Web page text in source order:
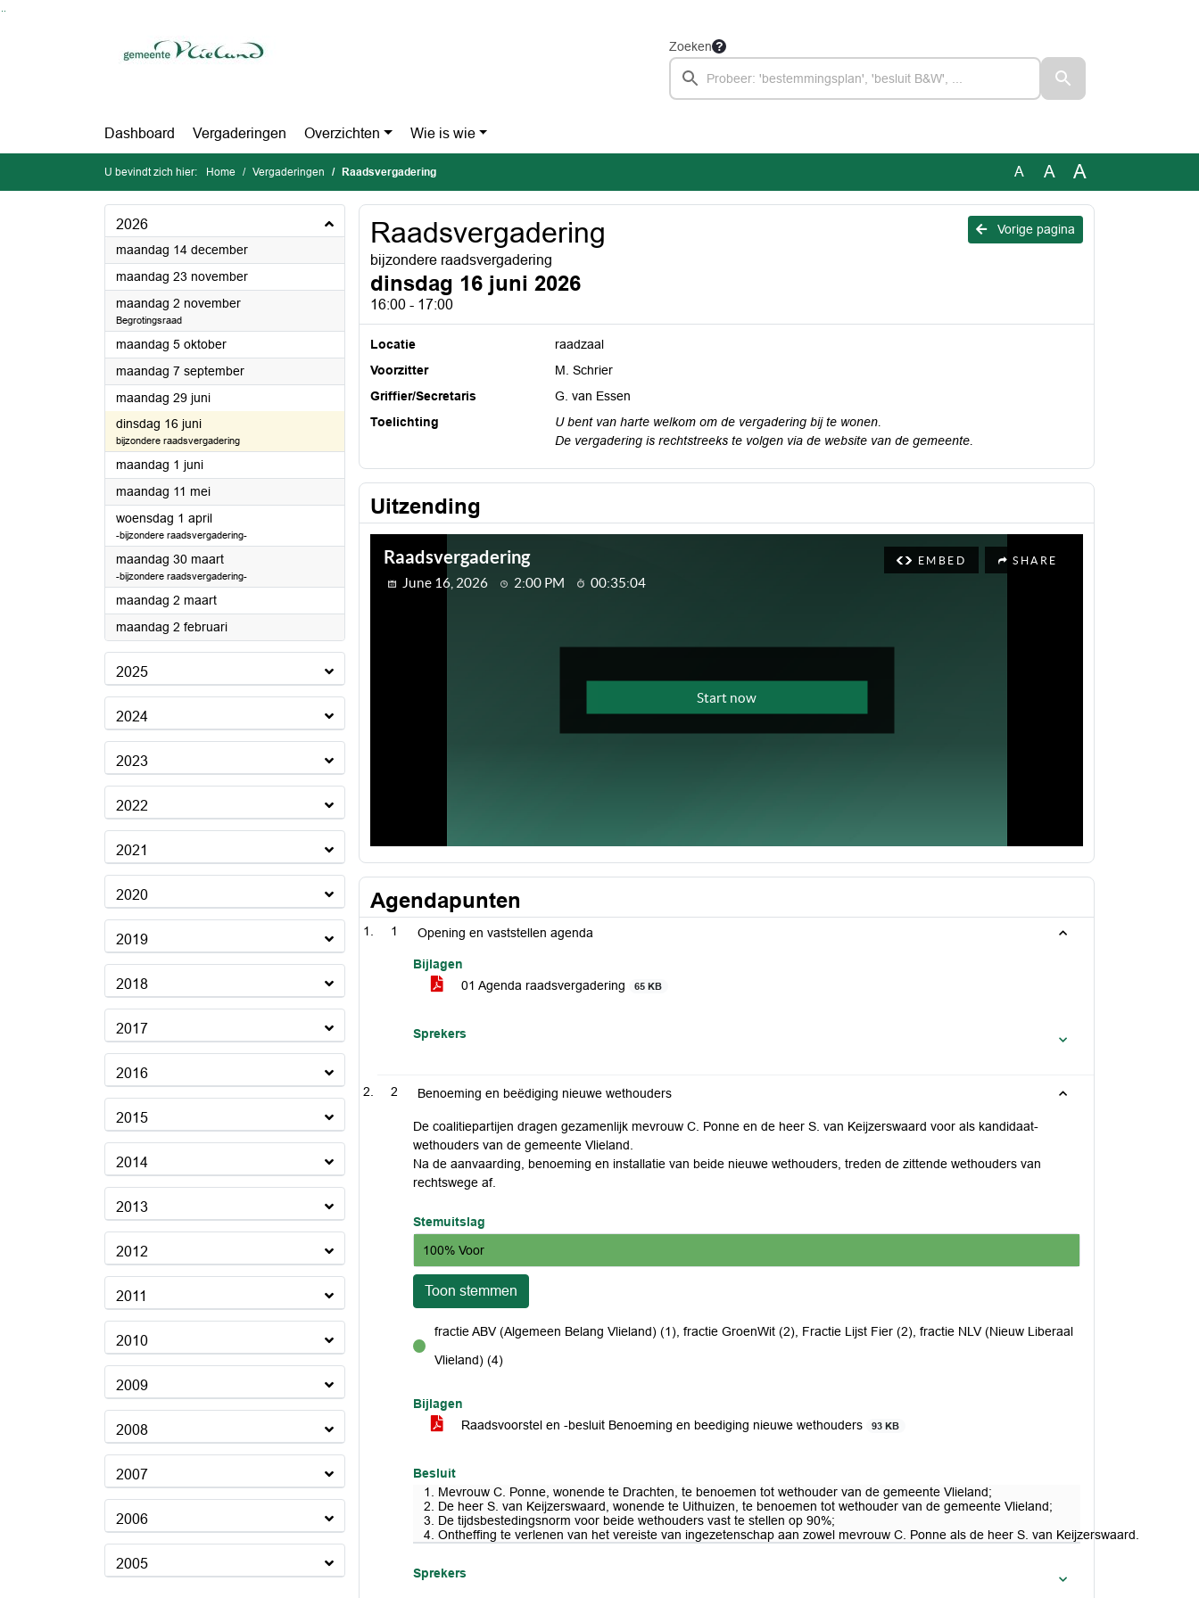
Zoeken
Dashboard Vergaderingen Overzichten Wie is wie
U bevindt zich hier: Home Vergaderingen Raadsvergadering A A A
2026
maandag 14 december2026
maandag 23 november2026
maandag 2 november2026
Begrotingsraad
maandag 5 oktober2026
maandag 7 september2026
maandag 29 juni2026
dinsdag 16 juni2026
bijzondere raadsvergadering
maandag 1 juni2026
maandag 11 mei2026
woensdag 1 april2026
-bijzondere raadsvergadering-
maandag 30 maart2026
-bijzondere raadsvergadering-
maandag 2 maart2026
maandag 2 februari2026
2025
2024
2023
2022
2021
2020
2019
2018
2017
2016
2015
2014
2013
2012
2011
2010
2009
2008
2007
2006
2005
Vorige pagina
Raadsvergadering
bijzondere raadsvergadering
dinsdag 16 juni 2026
16:00 - 17:00
Locatie
raadzaal
Voorzitter
M. Schrier
Griffier/Secretaris
G. van Essen
Toelichting
U bent van harte welkom om de vergadering bij te wonen.
De vergadering is rechtstreeks te volgen via de website van de gemeente.
Uitzending
Agendapunten
1 Opening en vaststellen agenda
Bijlagen
01 Agenda raadsvergadering
65 KB
Sprekers
2 Benoeming en beëdiging nieuwe wethouders
De coalitiepartijen dragen gezamenlijk mevrouw C. Ponne en de heer S. van Keijzerswaard voor als kandidaat-
wethouders van de gemeente Vlieland.
Na de aanvaarding, benoeming en installatie van beide nieuwe wethouders, treden de zittende wethouders van
rechtswege af.
Stemuitslag
100% Voor
Toon stemmen
voor
fractie ABV (Algemeen Belang Vlieland) (1), fractie GroenWit (2), Fractie Lijst Fier (2), fractie NLV (Nieuw Liberaal
Vlieland) (4)
Bijlagen
Raadsvoorstel en -besluit Benoeming en beediging nieuwe wethouders
93 KB
Besluit
1. Mevrouw C. Ponne, wonende te Drachten, te benoemen tot wethouder van de gemeente Vlieland;
2. De heer S. van Keijzerswaard, wonende te Uithuizen, te benoemen tot wethouder van de gemeente Vlieland;
3. De tijdsbestedingsnorm voor beide wethouders vast te stellen op 90%;
4. Ontheffing te verlenen van het vereiste van ingezetenschap aan zowel mevrouw C. Ponne als de heer S. van Keijzerswaard.
Sprekers